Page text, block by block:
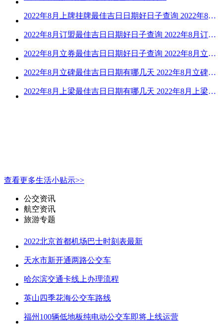
2022年8月上牌挂牌最佳吉日日期好日子查询 2022年8月上牌吉日精选
2022年8月订盟最佳吉日日期好日子查询 2022年8月订盟黄道吉日一览
2022年8月立券最佳吉日日期好日子查询 2022年8月立券的黄道吉日一览
2022年8月立碑最佳吉日日期有哪几天 2022年8月立碑吉日查询
2022年8月上梁最佳吉日日期有哪几天 2022年8月上梁的黄道吉日
查看更多生活小贴示>>
公交资讯
航空资讯
旅游专题
2022北京首都机场巴士时刻表最新
天水市新开通两路公交车
哈尔滨交通卡线上办理流程
英山四季花海公交车路线
福州100辆低地板纯电动公交车即将上线运营